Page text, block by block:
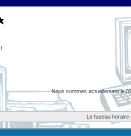
Nous sommes actuellement le
Le fuseau